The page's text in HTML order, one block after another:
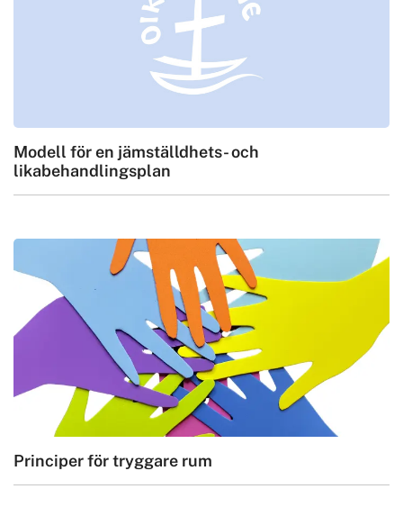
Modell för en jämställdhets- och
likabehandlingsplan
Principer för tryggare rum